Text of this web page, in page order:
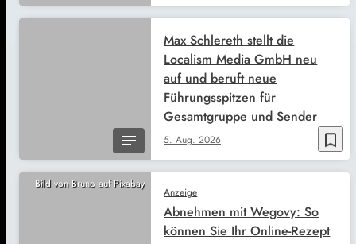
bookmark_border
5. Aug. 2026
Max Schlereth stellt die
Localism Media GmbH neu
auf und beruft neue
Führungsspitzen für
Gesamtgruppe und Sender
Bild von Bruno auf Pixabay
Anzeige
Abnehmen mit Wegovy: So
können Sie Ihr Online-Rezept